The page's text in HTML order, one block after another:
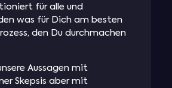
für alle und
was für Dich am besten
den Du durchmachen
Aussagen mit
Skepsis aber mit